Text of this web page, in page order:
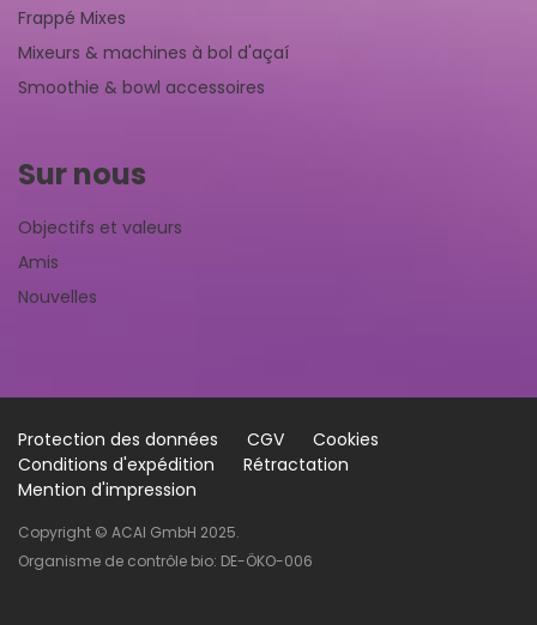
Frappé Mixes
Mixeurs & machines à bol d'açaí
Smoothie & bowl accessoires
Sur nous
Objectifs et valeurs
Amis
Nouvelles
Protection des données CGV
Cookies
Conditions d'expédition
Rétractation
Mention d'impression
Copyright © ACAI GmbH 2025.
Organisme de contrôle bio: DE-ÖKO-006